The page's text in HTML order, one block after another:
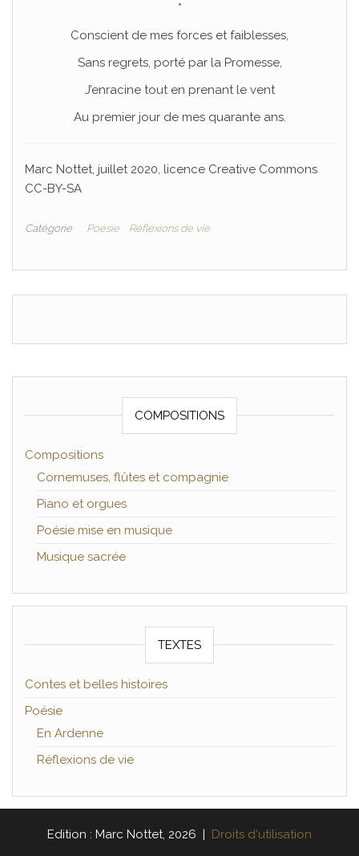
*
Conscient de mes forces et faiblesses,
Sans regrets, porté par la Promesse,
J’enracine tout en prenant le vent
Au premier jour de mes quarante ans.
Marc Nottet, juillet 2020, licence Creative Commons
CC-BY-SA
Catégorie Poésie Réflexions de vie
COMPOSITIONS
Compositions
Cornemuses, flûtes et compagnie
Piano et orgues
Poésie mise en musique
Musique sacrée
TEXTES
Contes et belles histoires
Poésie
En Ardenne
Réflexions de vie
Edition : Marc Nottet, 2026 | Droits d'utilisation